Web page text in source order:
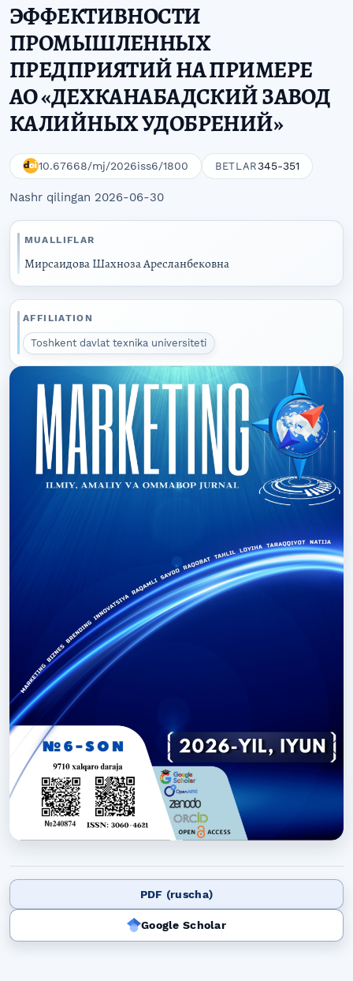
ЭФФЕКТИВНОСТИ
ПРОМЫШЛЕННЫХ
ПРЕДПРИЯТИЙ НА ПРИМЕРЕ
АО «ДЕХКАНАБАДСКИЙ ЗАВОД
КАЛИЙНЫХ УДОБРЕНИЙ»
10.67668/mj/2026iss6/1800 BETLAR345-351
Nashr qilingan 2026-06-30
MUALLIFLAR
Мирсаидова Шахноза Аресланбековна
AFFILIATION
Toshkent davlat texnika universiteti
PDF (ruscha)
Google Scholar